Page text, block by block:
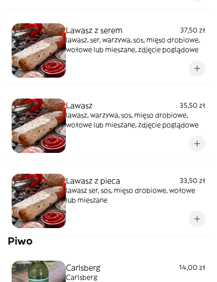
Lawasz z serem
37,50 zł
lawasz, ser, warzywa, sos, mięso drobiowe,
wołowe lub mieszane, zdjęcie poglądowe
Lawasz
35,50 zł
lawasz, warzywa, sos, mięso drobiowe,
wołowe lub mieszane, zdjęcie poglądowe
Lawasz z pieca
33,50 zł
lawasz ser, sos, mięso drobiowe, wołowe
lub mieszane
Piwo
Carlsberg
14,00 zł
Carlsberg